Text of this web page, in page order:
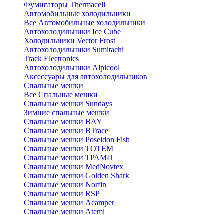
Фумигаторы Thermacell
Автомобильные холодильники
Все Автомобильные холодильники
Автохолодильники Ice Cube
Холодильники Vector Frost
Автохолодильники Sumitachi
Track Electronics
Автохолодильники Alpicool
Аксессуары для автохолодильников
Спальные мешки
Все Спальные мешки
Спальные мешки Sundays
Зимние спальные мешки
Спальные мешки BAY
Спальные мешки BTrace
Спальные мешки Poseidon Fish
Спальные мешки ТОТЕМ
Спальные мешки ТРАМП
Cпальные мешки MedNovtex
Спальные мешки Golden Shark
Спальные мешки Norfin
Спальные мешки RSP
Спальные мешки Acamper
Спальные мешки Atemi